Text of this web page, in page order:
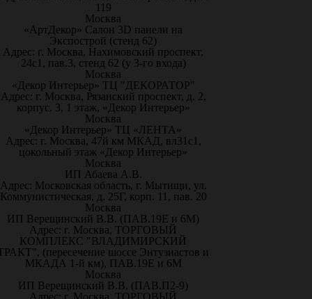
119
Москва
«АртДекор» Салон 3D панели на
Экспострой (стенд 62)
Адрес: г. Москва, Нахимовский проспект,
24с1, пав.3, стенд 62 (у 3-го входа)
Москва
«Декор Интерьер» ТЦ "ДЕКОРАТОР"
Адрес: г. Москва, Рязанский проспект, д. 2,
корпус. 3, 1 этаж, «Декор Интерьер»
Москва
«Декор Интерьер» ТЦ «ЛЕНТА»
Адрес: г. Москва, 47й км МКАД, вл31с1,
цокольный этаж «Декор Интерьер»
Москва
ИП Абаева А.В.
Адрес: Московская область, г. Мытищи, ул.
Коммунистическая, д. 25Г, корп. 11, пав. 20
Москва
ИП Верещинский В.В. (ПАВ.19Е и 6М)
Адрес: г. Москва, ТОРГОВЫЙ
КОМПЛЕКС "ВЛАДИМИРСКИЙ
(пересечение шоссе Энтузиастов и
МКАДА 1-й км), ПАВ.19Е и 6М
Москва
ИП Верещинский В.В. (ПАВ.П2-9)
Адрес: г. Москва, ТОРГОВЫЙ